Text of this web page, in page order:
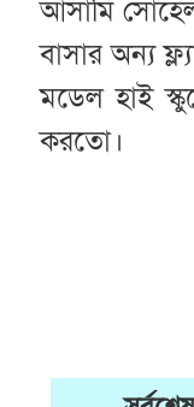
আসামি
বাসার অন্য
মডেল হাই
করতো।